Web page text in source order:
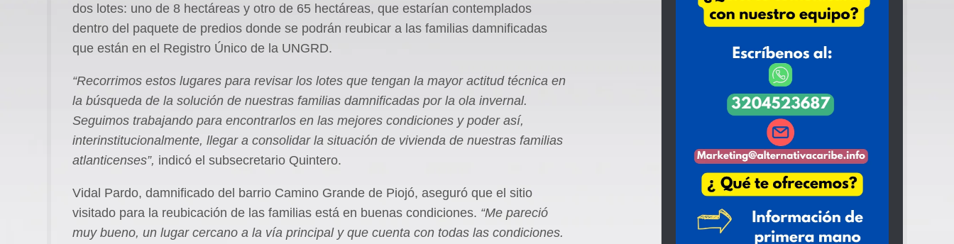
dos lotes: uno de 8 hectáreas y otro de 65 hectáreas, que estarían contemplados
dentro del paquete de predios donde se podrán reubicar a las familias damnificadas
que están en el Registro Único de la UNGRD.
“Recorrimos estos lugares para revisar los lotes que tengan la mayor actitud técnica en
la búsqueda de la solución de nuestras familias damnificadas por la ola invernal.
Seguimos trabajando para encontrarlos en las mejores condiciones y poder así,
interinstitucionalmente, llegar a consolidar la situación de vivienda de nuestras familias
atlanticenses”, indicó el subsecretario Quintero.
Vidal Pardo, damnificado del barrio Camino Grande de Piojó, aseguró que el sitio
visitado para la reubicación de las familias está en buenas condiciones. “Me pareció
muy bueno, un lugar cercano a la vía principal y que cuenta con todas las condiciones.